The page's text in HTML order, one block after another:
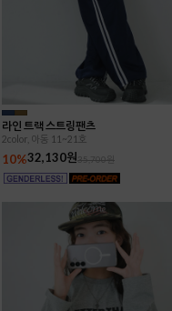
라인 트랙 스트링팬츠
2color, 아동 11~21호
10%32,130원35,700원